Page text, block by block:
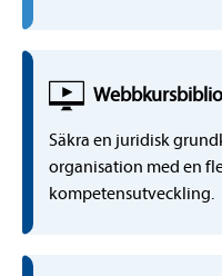
Säkra en juridisk
organisation med en
kompetensutveckling.